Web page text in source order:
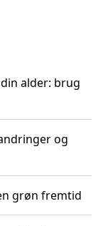
alder: brug
og
grøn fremtid